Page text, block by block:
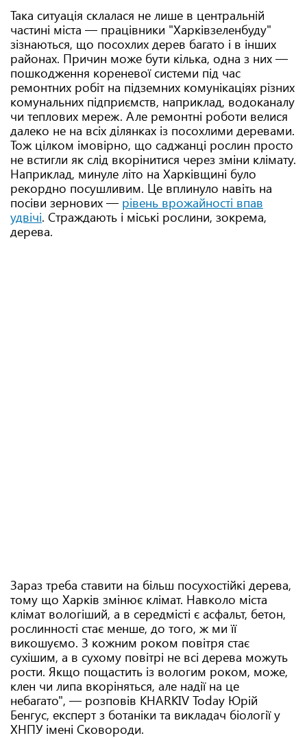
Така ситуація склалася не лише в центральній
частині міста — працівники "Харківзеленбуду"
зізнаються, що посохлих дерев багато і в інших
районах. Причин може бути кілька, одна з них —
пошкодження кореневої системи під час
ремонтних робіт на підземних комунікаціях різних
комунальних підприємств, наприклад, водоканалу
чи теплових мереж. Але ремонтні роботи велися
далеко не на всіх ділянках із посохлими деревами.
Тож цілком імовірно, що саджанці рослин просто
не встигли як слід вкорінитися через зміни клімату.
Наприклад, минуле літо на Харківщині було
рекордно посушливим. Це вплинуло навіть на
посіви зернових — рівень врожайності впав
удвічі. Страждають і міські рослини, зокрема,
дерева.
Зараз треба ставити на більш посухостійкі дерева,
тому що Харків змінює клімат. Навколо міста
клімат вологіший, а в середмісті є асфальт, бетон,
рослинності стає менше, до того, ж ми її
викошуємо. З кожним роком повітря стає
сухішим, а в сухому повітрі не всі дерева можуть
рости. Якщо пощастить із вологим роком, може,
клен чи липа вкоріняться, але надії на це
небагато", — розповів KHARKIV Today Юрій
Бенгус, експерт з ботаніки та викладач біології у
ХНПУ імені Сковороди.